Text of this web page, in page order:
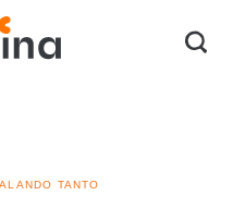
TANTO